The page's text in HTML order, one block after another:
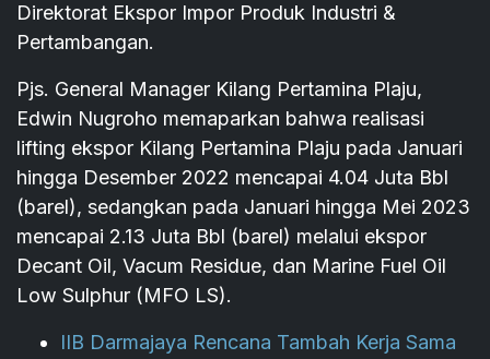
Direktorat Ekspor Impor Produk Industri &
Pertambangan.
Pjs. General Manager Kilang Pertamina Plaju,
Edwin Nugroho memaparkan bahwa realisasi
lifting ekspor Kilang Pertamina Plaju pada Januari
hingga Desember 2022 mencapai 4.04 Juta Bbl
(barel), sedangkan pada Januari hingga Mei 2023
mencapai 2.13 Juta Bbl (barel) melalui ekspor
Decant Oil, Vacum Residue, dan Marine Fuel Oil
Low Sulphur (MFO LS).
IIB Darmajaya Rencana Tambah Kerja Sama